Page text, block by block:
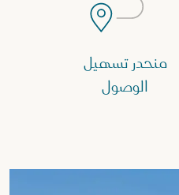
منحدر تسهيل
الوصول